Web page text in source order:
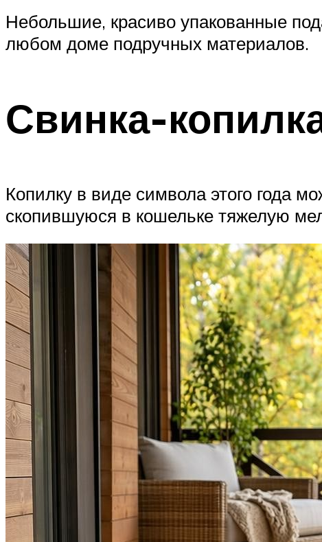
Небольшие, красиво упакованные
любом доме подручных материалов.
Свинка-
Копилку в виде символа этого года
скопившуюся в кошельке тяжелую